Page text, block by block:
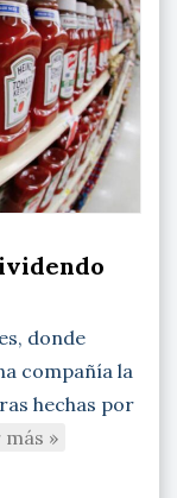
donde
compañía la
hechas por
»